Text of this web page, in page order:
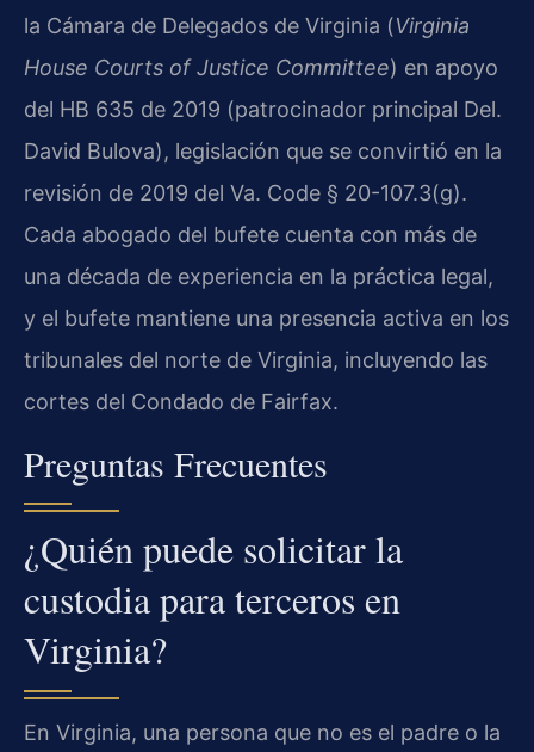
la Cámara de Delegados de Virginia (Virginia
House Courts of Justice Committee) en apoyo
del HB 635 de 2019 (patrocinador principal Del.
David Bulova), legislación que se convirtió en la
revisión de 2019 del Va. Code § 20-107.3(g).
Cada abogado del bufete cuenta con más de
una década de experiencia en la práctica legal,
y el bufete mantiene una presencia activa en los
tribunales del norte de Virginia, incluyendo las
cortes del Condado de Fairfax.
Preguntas Frecuentes
¿Quién puede solicitar la
custodia para terceros en
Virginia?
En Virginia, una persona que no es el padre o la